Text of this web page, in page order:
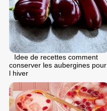
Idee de recettes comment
conserver les aubergines pour
l hiver